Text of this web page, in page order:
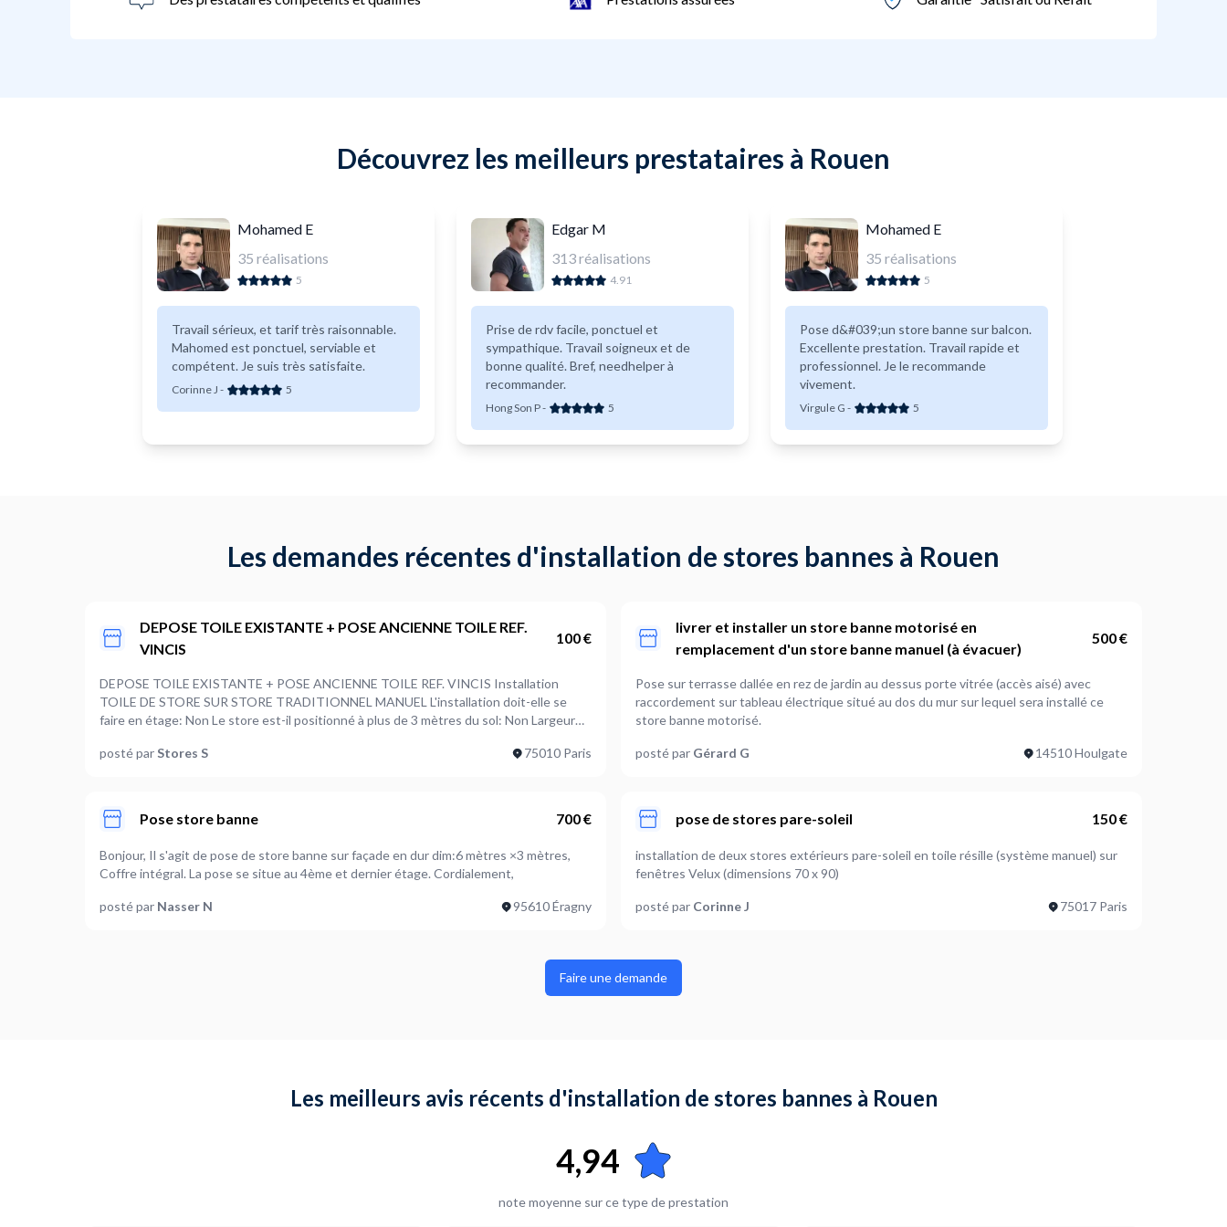
Découvrez les meilleurs prestataires à Rouen
Mohamed E
35 réalisations
5
Travail sérieux, et tarif très raisonnable.
Mahomed est ponctuel, serviable et
compétent. Je suis très satisfaite.
Corinne J - 5
Edgar M
313réalisations
4.91
Prise de rdv facile, ponctuel et
sympathique. Travail soigneux et de
bonne qualité. Bref, needhelper à
recommander.
Hong Son P- 5
Mohamed E
35 réalisations
5
Pose d&#039;un store banne sur balcon.
Excellente prestation. Travail rapide et
professionnel. Je le recommande
vivement.
Virgule G - 5
Les demandes récentes d'installation de stores bannes à Rouen
DEPOSE TOILE EXISTANTE + POSE ANCIENNE TOILE REF.
VINCIS
100 €
DEPOSE TOILE EXISTANTE + POSE ANCIENNE TOILE REF. VINCIS Installation
TOILE DE STORE SUR STORE TRADITIONNEL MANUEL L'installation doit-elle se
faire en étage: Non Le store est-il positionné à plus de 3 mètres du sol: Non Largeur
posté par Stores S 75010 Paris
livrer et installer un store banne motorisé en
remplacement d'un store banne manuel (à évacuer)
500 €
Pose sur terrasse dallée en rez de jardin au dessus porte vitrée (accès aisé) avec
raccordement sur tableau électrique situé au dos du mur sur lequel sera installé ce
store banne motorisé.
posté par Gérard G 14510 Houlgate
Pose store banne 700 €
Bonjour, Il s'agit de pose de store banne sur façade en dur dim:6 mètres ×3 mètres,
Coffre intégral. La pose se situe au 4ème et dernier étage. Cordialement,
posté par Nasser N 95610 Éragny
pose de stores pare-soleil 150 €
installation de deux stores extérieurs pare-soleil en toile résille (système manuel) sur
fenêtres Velux (dimensions 70 x 90)
posté par Corinne J 75017 Paris
Faire une demande
Les meilleurs avis récents d'installation de stores bannes à Rouen
4,94
note moyenne sur ce type de prestation